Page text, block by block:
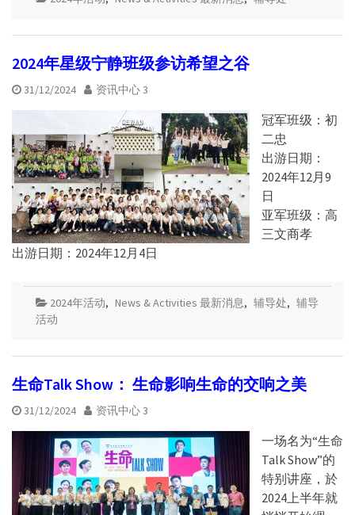
2024年星级宁静班级参访希望之谷
31/12/2024 资讯中心 3
冠军班级：初
二忠
出游日期：
2024年12月9
日
亚军班级：高
三文商孝
出游日期：2024年12月4日
2024年活动, News & Activities 最新消息, 辅导处, 辅导
活动
生命Talk Show： 生命影响生命的交响之美
31/12/2024 资讯中心 3
一场名为“生命
Talk Show”的
特别讲座，於
2024上半年就